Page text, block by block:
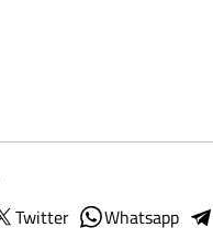
Twitter Whatsapp